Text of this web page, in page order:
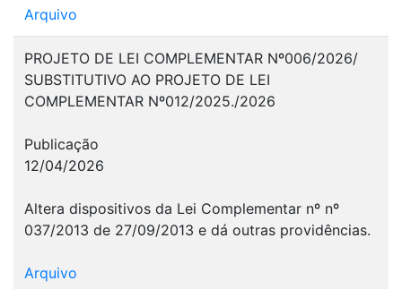
Arquivo
PROJETO DE LEI COMPLEMENTAR Nº006/2026/
SUBSTITUTIVO AO PROJETO DE LEI
COMPLEMENTAR Nº012/2025./2026
Publicação
12/04/2026
Altera dispositivos da Lei Complementar nº nº
037/2013 de 27/09/2013 e dá outras providências.
Arquivo